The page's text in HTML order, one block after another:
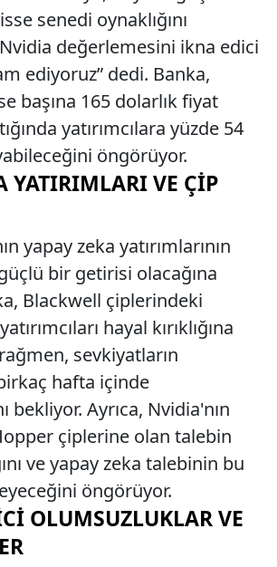
senedi oynaklığını
değerlemesini ikna edici
ediyoruz” dedi. Banka,
başına 165 dolarlık fiyat
yatırımcılara yüzde 54
öngörüyor.
YATIRIMLARI VE ÇIP
yapay zeka yatırımlarının
bir getirisi olacağına
Blackwell çiplerindeki
hayal kırıklığına
sevkiyatların
hafta içinde
bekliyor. Ayrıca, Nvidia'nın
çiplerine olan talebin
ve yapay zeka talebinin bu
öngörüyor.
OLUMSUZLUKLAR VE